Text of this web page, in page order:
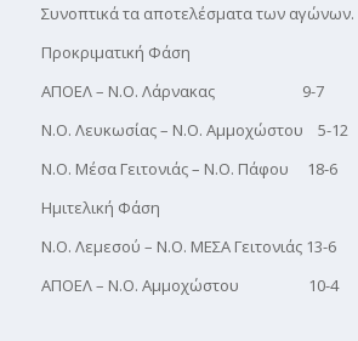
Συνοπτικά τα αποτελέσματα των αγώνων.
Προκριματική Φάση
ΑΠΟΕΛ – Ν.Ο. Λάρνακας 9-7
Ν.Ο. Λευκωσίας – Ν.Ο. Αμμοχώστου 5-12
Ν.Ο. Μέσα Γειτονιάς – Ν.Ο. Πάφου 18-6
Ημιτελική Φάση
Ν.Ο. Λεμεσού – Ν.Ο. ΜΕΣΑ Γειτονιάς 13-6
ΑΠΟΕΛ – Ν.Ο. Αμμοχώστου 10-4